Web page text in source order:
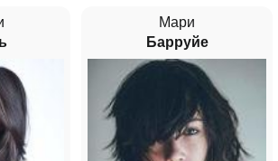
Мари
Барруйе